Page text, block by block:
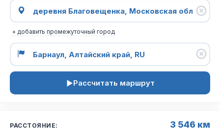
+ добавить промежуточный город
Рассчитать маршрут
РАССТОЯНИЕ: 3 546 км